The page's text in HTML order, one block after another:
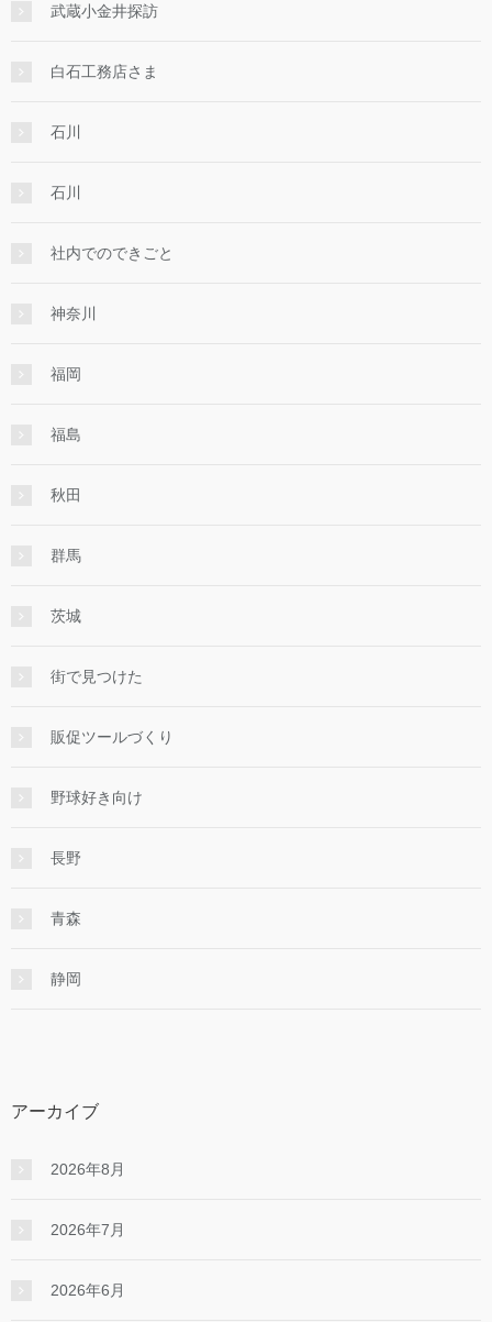
武蔵小金井探訪
白石工務店さま
石川
石川
社内でのできごと
神奈川
福岡
福島
秋田
群馬
茨城
街で見つけた
販促ツールづくり
野球好き向け
長野
青森
静岡
アーカイブ
2026年8月
2026年7月
2026年6月